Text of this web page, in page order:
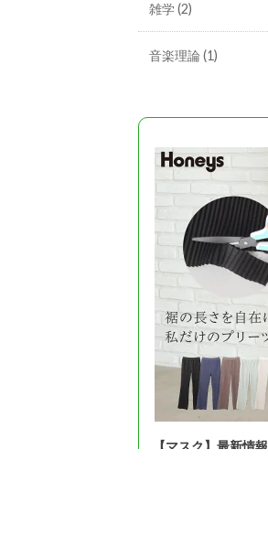
雑学(2)
音楽理論(1)
【マスク】最新情報